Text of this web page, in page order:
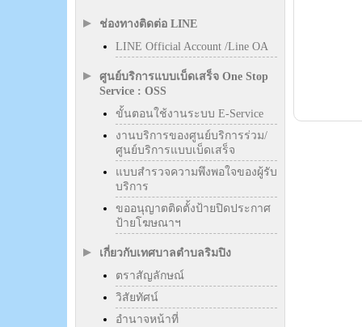
ช่องทางติดต่อ LINE
LINE Official Account /Line OA
ศูนย์บริการแบบเบ็ดเสร็จ One Stop
Service : OSS
ขั้นตอนใช้งานระบบ E-Service
งานบริการของศูนย์บริการร่วม/
ศูนย์บริการแบบเบ็ดเสร็จ
แบบสำรวจความพึงพอใจของผู้รับ
บริการ
ขออนุญาตติดตั้งป้ายปิดประกาศ
ป้ายโฆษณาฯ
เกี่ยวกับเทศบาลตำบลริมปิง
ตราสัญลักษณ์
วิสัยทัศน์
อำนาจหน้าที่